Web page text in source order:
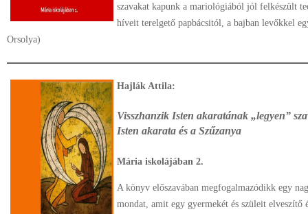
szavakat kapunk a mariológiából jól felkészült
híveit terelgető papbácsitól, a bajban levőkkel
Orsolya)
Hajlák Attila:
Visszhanzik Isten akaratának „legyen”
Isten akarata és a Szűzanya
Mária iskolájában 2.
A könyv előszavában megfogalmazódikk egy
mondat, amit egy gyermekét és szüleit